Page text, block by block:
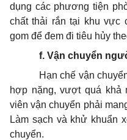
dụng các phương tiện
chất thải rắn tại khu vực
gom để đem đi tiêu hủy
f. Vận chuyển ng
Hạn chế vận
hợp nặng, vượt quá khả
viên vận chuyển phải
Làm sạch và khử khuẩn
chuyển.